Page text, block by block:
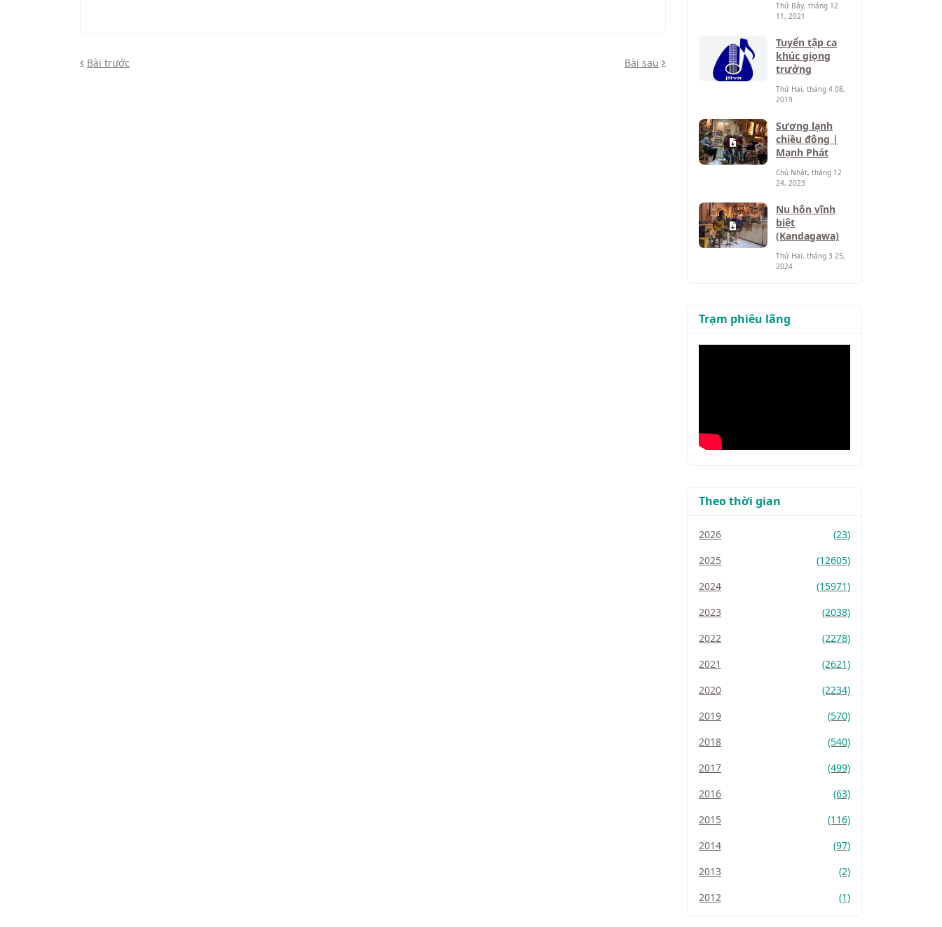
Bài trước Bài sau
Thứ Bảy, tháng 12
11, 2021
Tuyển tập ca
khúc giọng
trưởng
Thứ Hai, tháng 4 08,
2019
Sương lạnh
chiều đông |
Mạnh Phát
Chủ Nhật, tháng 12
24, 2023
Nụ hôn vĩnh
biệt
(Kandagawa)
Thứ Hai, tháng 3 25,
2024
Trạm phiêu lãng
Theo thời gian
2026
(23)
2025
(12605)
2024
(15971)
2023
(2038)
2022
(2278)
2021
(2621)
2020
(2234)
2019
(570)
2018
(540)
2017
(499)
2016
(63)
2015
(116)
2014
(97)
2013
(2)
2012
(1)